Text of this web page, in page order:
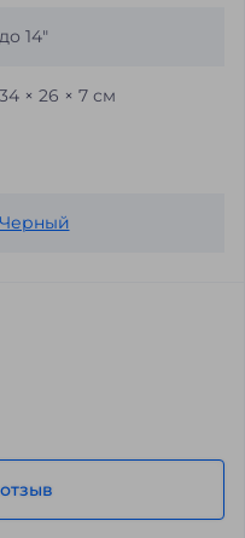
до 14"
34 × 26 × 7 см
Черный